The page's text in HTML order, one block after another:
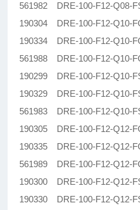
561982 DRE-100-F12-Q08-
190304 DRE-100-F12-Q10-
190334 DRE-100-F12-Q10-
561988 DRE-100-F12-Q10-
190299 DRE-100-F12-Q10-
190329 DRE-100-F12-Q10-
561983 DRE-100-F12-Q10-
190305 DRE-100-F12-Q12-
190335 DRE-100-F12-Q12-
561989 DRE-100-F12-Q12-
190300 DRE-100-F12-Q12-
190330 DRE-100-F12-Q12-